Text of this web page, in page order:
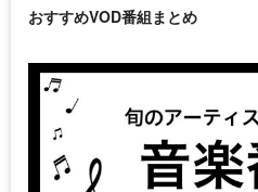
おすすめVOD番組まとめ